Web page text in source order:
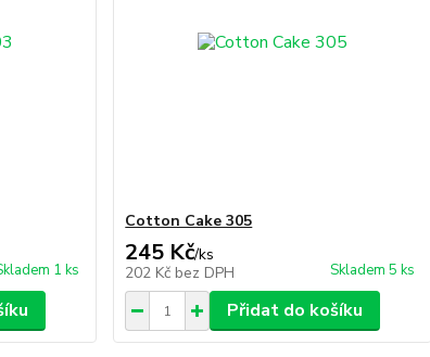
1 ks
Cotton Cake 305
245 Kč/ks
202 Kč bez DPH Skladem 5 ks
Přidat do košíku